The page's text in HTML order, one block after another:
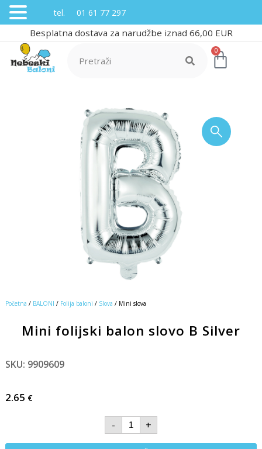
Besplatna dostava za narudžbe iznad 66,00 EUR
0
Početna / BALONI / Folija baloni / Slova / Mini slova
Mini folijski balon slovo B Silver
SKU: 9909609
2.65 €
- +
tel. 01 61 77 297